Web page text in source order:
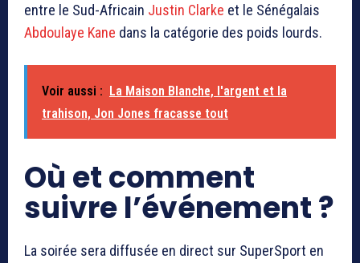
entre le Sud-Africain Justin Clarke et le Sénégalais
Abdoulaye Kane dans la catégorie des poids lourds.
Voir aussi :
La Maison Blanche, l'argent et la
trahison, Jon Jones fracasse tout
Où et comment
suivre l’événement ?
La soirée sera diffusée en direct sur SuperSport en